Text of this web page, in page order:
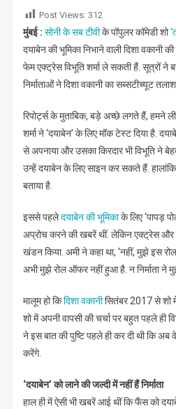
Post Views: 312
मुंबई : सोनी के सब टीवीके पॉपुलर कॉमेडी शो
दयाबेन की भूमिका निभाने वाली दिशा वकानी
फेम एक्ट्रेस विभूति शर्मा ले सकती हैं. सूत्रों ने
निर्माताओं ने दिशा वकानी का सब्सटीच्यूट
रिपोर्ट्स के मुताबिक, बड़े अच्छे लगते हैं, हमने
शर्मा ने ‘दयाबेन’ के लिए मॉक टेस्ट दिया है.
से अपनाया और उसका किरदार भी विभूति ने
उन्हें दयाबेन के लिए साइन कर सकते हैं.
बताया है.
इससे पहलेदयाबेन की भूमिकाके लिए ‘पापड़
अप्रोच करने की खबरें थीं. लेकिन एक्ट्रेस और
खंडन किया. अमी ने कहा था, ‘नहीं, मुझे इस
अभी मुझे रोल ऑफर नहीं हुआ है. न निर्माता ने
मालूम हो किदिशा वकानीसितंबर 2017 से शो
शो में अपनी वापसी की चर्चा पर बहुत पहले ही
ने इस बात की पुष्टि पहले ही कर दी थी कि अब
करेंगे.
‘दयाबेन’ को लाने की जल्दी में नहीं हैं निर्माता
हाल ही में ऐसी भी खबरें आई थीं कि फैंस को